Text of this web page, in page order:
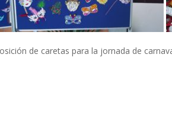
de caretas para la jornada de